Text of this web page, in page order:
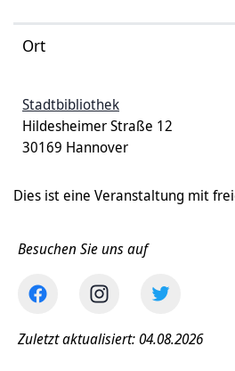
Ort
Stadtbibliothek
Hildesheimer Straße 12
30169 Hannover
Dies ist eine Veranstaltung mit
Besuchen Sie uns auf
Zuletzt aktualisiert: 04.08.2026